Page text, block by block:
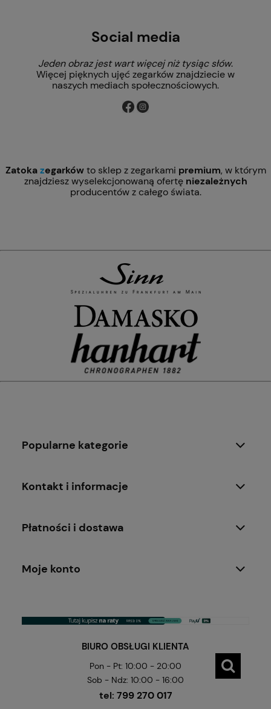
Social media
Jeden obraz jest wart więcej niż tysiąc słów.
Więcej pięknych ujęć zegarków znajdziecie w
naszych mediach społecznościowych.
Zatokazegarkówto sklep z zegarkami premium, w którym
znajdziesz wyselekcjonowaną ofertę niezależnych
producentów z całego świata.
Popularne kategorie
Kontakt i informacje
Płatności i dostawa
Moje konto
BIURO OBSŁUGI KLIENTA
Pon - Pt: 10:00 - 20:00
Sob - Ndz: 10:00 - 16:00
tel: 799 270 017